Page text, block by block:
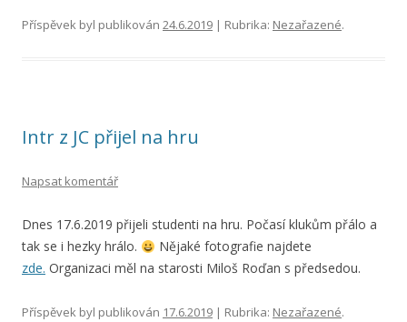
Příspěvek byl publikován 24.6.2019 | Rubrika: Nezařazené.
Intr z JC přijel na hru
Napsat komentář
Dnes 17.6.2019 přijeli studenti na hru. Počasí klukům přálo a
tak se i hezky hrálo.
Nějaké fotografie najdete
zde. Organizaci měl na starosti Miloš Roďan s předsedou.
Příspěvek byl publikován 17.6.2019 | Rubrika: Nezařazené.